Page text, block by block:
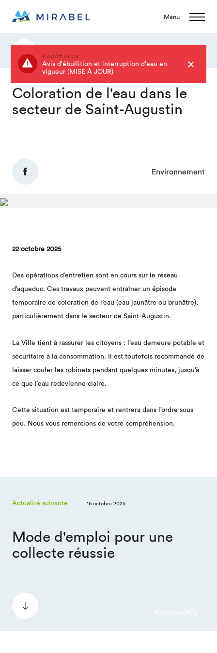
Menu
Rechercher
6 AOÛT 10:20
Avis d'ébullition et interruption d'eau en
vigueur (MISE À JOUR)
Coloration de l'eau dans le
secteur de Saint-Augustin
Environnement
22 octobre 2025
Des opérations d’entretien sont en cours sur le réseau
d’aqueduc. Ces travaux peuvent entraîner un épisode
temporaire de coloration de l’eau (eau jaunâtre ou brunâtre),
particulièrement dans le secteur de Saint-Augustin.
La Ville tient à rassurer les citoyens : l’eau demeure potable et
sécuritaire à la consommation. Il est toutefois recommandé de
laisser couler les robinets pendant quelques minutes, jusqu’à
ce que l’eau redevienne claire.
Cette situation est temporaire et rentrera dans l’ordre sous
peu. Nous vous remercions de votre compréhension.
Actualité suivante 16 octobre 2025
Mode d'emploi pour une
collecte réussie